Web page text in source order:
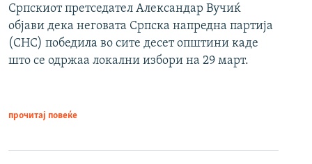
Српскиот претседател Александар Вучиќ
објави дека неговата Српска напредна партија
(СНС) победила во сите десет општини каде
што се одржаа локални избори на 29 март.
прочитај повеќе